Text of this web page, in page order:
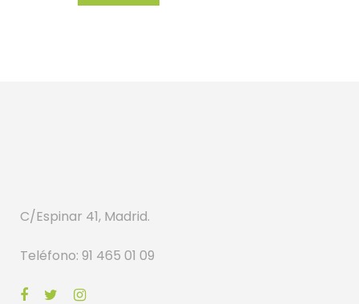
C/Espinar 41, Madrid.
Teléfono: 91 465 01 09